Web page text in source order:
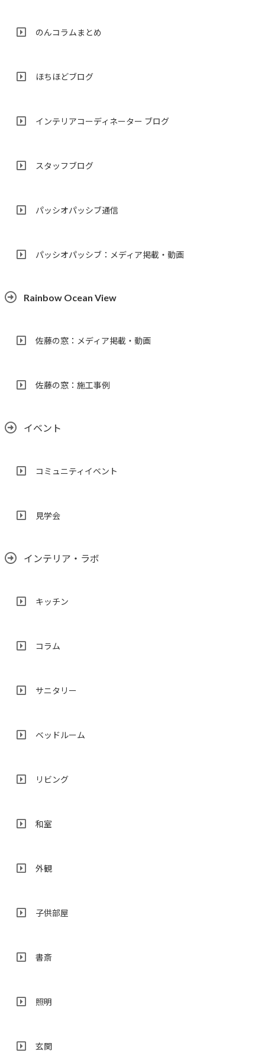
のんコラムまとめ
ほちほどブログ
インテリアコーディネーター ブログ
スタッフブログ
パッシオパッシブ通信
パッシオパッシブ：メディア掲載・動画
Rainbow Ocean View
佐藤の窓：メディア掲載・動画
佐藤の窓：施工事例
イベント
コミュニティイベント
見学会
インテリア・ラボ
キッチン
コラム
サニタリー
ベッドルーム
リビング
和室
外観
子供部屋
書斎
照明
玄関